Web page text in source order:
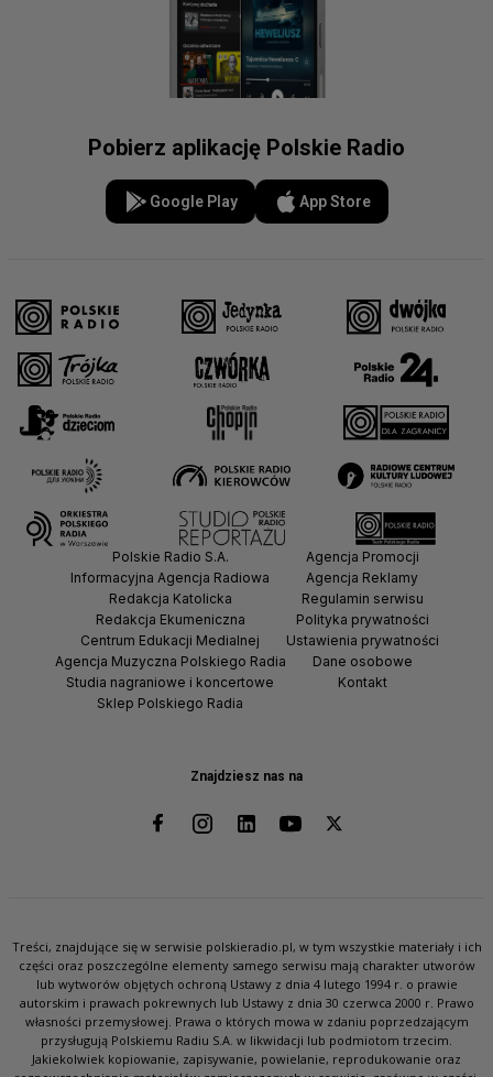
Pobierz aplikację Polskie Radio
Google Play App Store
Znajdziesz nas na
Polskie Radio S.A.
Informacyjna Agencja Radiowa
Redakcja Katolicka
Redakcja Ekumeniczna
Centrum Edukacji Medialnej
Agencja Muzyczna Polskiego Radia
Studia nagraniowe i koncertowe
Sklep Polskiego Radia
Agencja Promocji
Agencja Reklamy
Regulamin serwisu
Polityka prywatności
Ustawienia prywatności
Dane osobowe
Kontakt
Treści, znajdujące się w serwisie polskieradio.pl, w tym wszystkie materiały i ich
części oraz poszczególne elementy samego serwisu mają charakter utworów
lub wytworów objętych ochroną Ustawy z dnia 4 lutego 1994 r. o prawie
autorskim i prawach pokrewnych lub Ustawy z dnia 30 czerwca 2000 r. Prawo
własności przemysłowej. Prawa o których mowa w zdaniu poprzedzającym
przysługują Polskiemu Radiu S.A. w likwidacji lub podmiotom trzecim.
Jakiekolwiek kopiowanie, zapisywanie, powielanie, reprodukowanie oraz